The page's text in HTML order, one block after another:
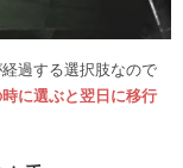
過する選択肢なので
に選ぶと翌日に移行